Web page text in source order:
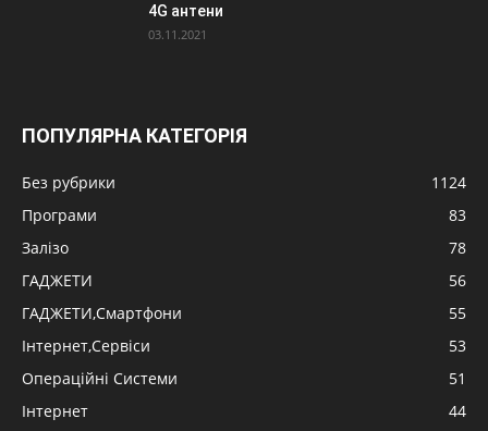
4G антени
03.11.2021
ПОПУЛЯРНА КАТЕГОРІЯ
Без рубрики
1124
Програми
83
Залізо
78
ГАДЖЕТИ
56
ГАДЖЕТИ,Смартфони
55
Інтернет,Сервіси
53
Операційні Системи
51
Інтернет
44